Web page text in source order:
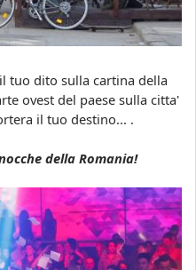
tuo dito sulla cartina della
ovest del paese sulla citta'
il tuo destino... .
della Romania!